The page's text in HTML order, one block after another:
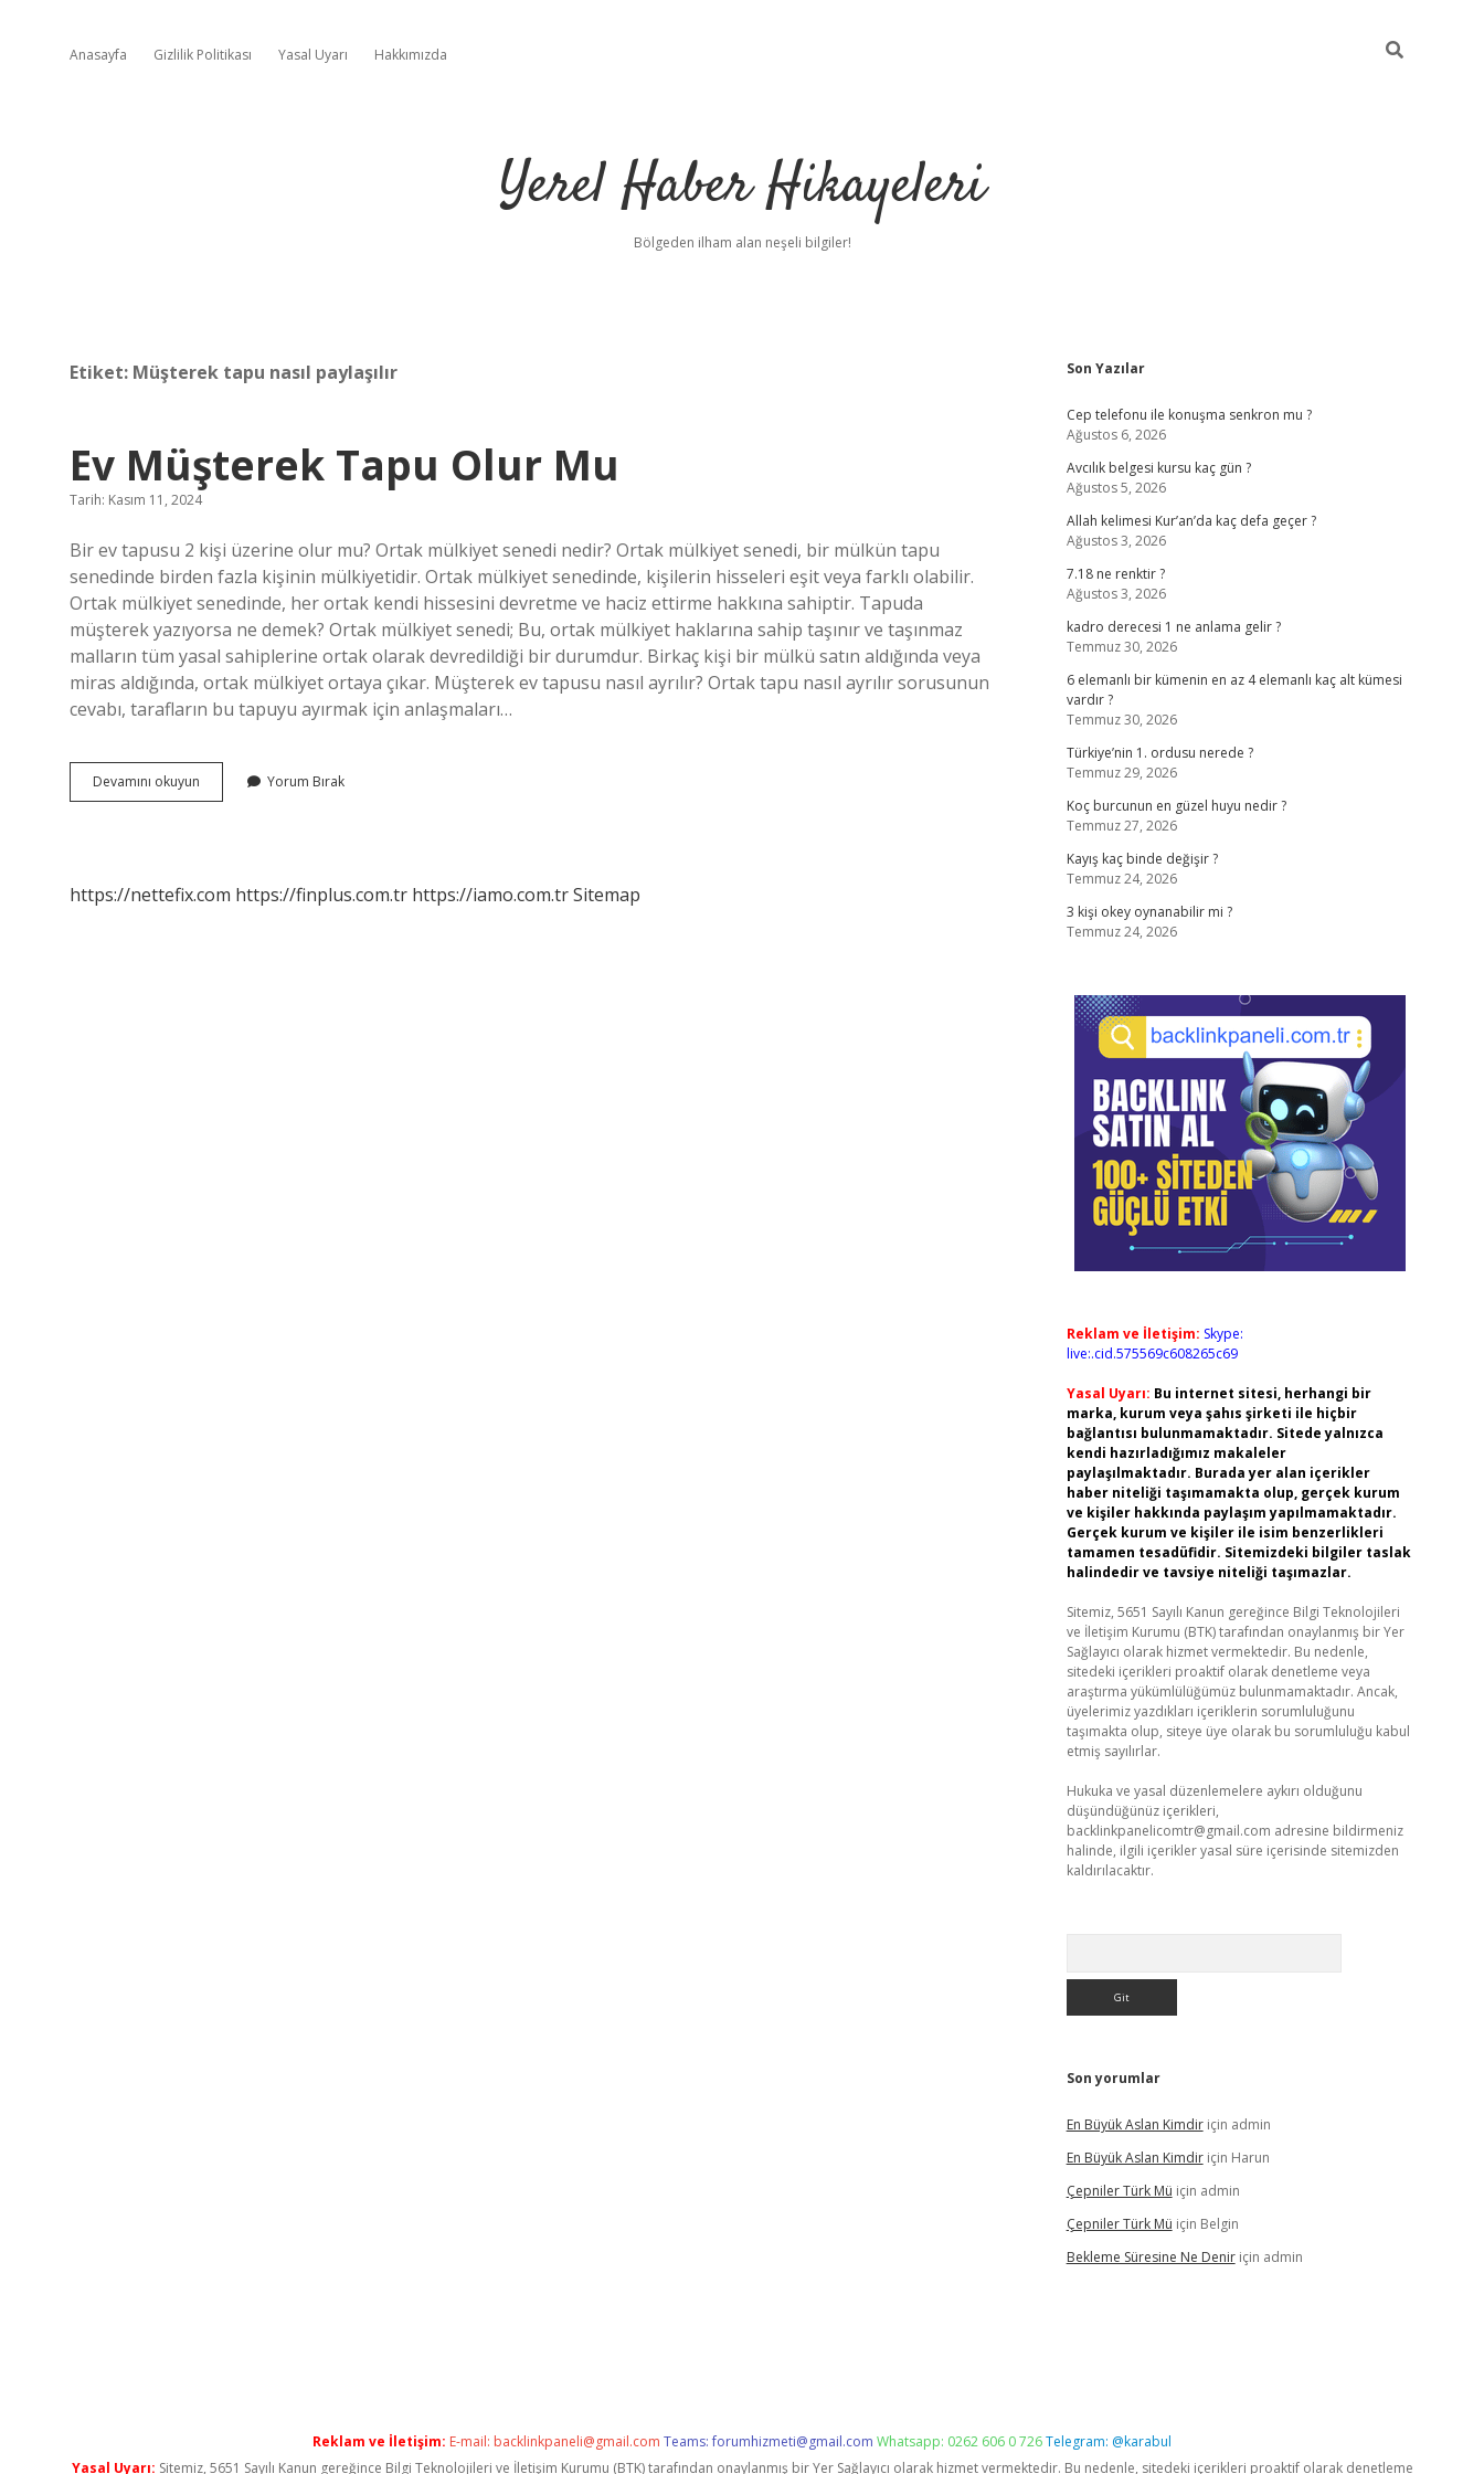
Anasayfa Gizlilik Politikası Yasal Uyarı Hakkımızda
Yerel Haber Hikayeleri
Bölgeden ilham alan neşeli bilgiler!
Etiket: Müşterek tapu nasıl paylaşılır
Ev Müşterek Tapu Olur Mu
Tarih: Kasım 11, 2024
Bir ev tapusu 2 kişi üzerine olur mu? Ortak mülkiyet senedi nedir? Ortak mülkiyet senedi, bir mülkün tapu
senedinde birden fazla kişinin mülkiyetidir. Ortak mülkiyet senedinde, kişilerin hisseleri eşit veya farklı olabilir.
Ortak mülkiyet senedinde, her ortak kendi hissesini devretme ve haciz ettirme hakkına sahiptir. Tapuda
müşterek yazıyorsa ne demek? Ortak mülkiyet senedi; Bu, ortak mülkiyet haklarına sahip taşınır ve taşınmaz
malların tüm yasal sahiplerine ortak olarak devredildiği bir durumdur. Birkaç kişi bir mülkü satın aldığında veya
miras aldığında, ortak mülkiyet ortaya çıkar. Müşterek ev tapusu nasıl ayrılır? Ortak tapu nasıl ayrılır sorusunun
cevabı, tarafların bu tapuyu ayırmak için anlaşmaları…
Devamını okuyun
Müşterek
Yorum Bırak
https://nettefix.com https://finplus.com.tr https://iamo.com.trSitemap
Sidebar
Son Yazılar
Cep telefonu ile konuşma senkron mu ?
Ağustos 6, 2026
Avcılık belgesi kursu kaç gün ?
Ağustos 5, 2026
Allah kelimesi Kur’an’da kaç defa geçer ?
Ağustos 3, 2026
7.18 ne renktir ?
Ağustos 3, 2026
kadro derecesi 1 ne anlama gelir ?
Temmuz 30, 2026
6 elemanlı bir kümenin en az 4 elemanlı kaç alt kümesi
vardır ?
Temmuz 30, 2026
Türkiye’nin 1. ordusu nerede ?
Temmuz 29, 2026
Koç burcunun en güzel huyu nedir ?
Temmuz 27, 2026
Kayış kaç binde değişir ?
Temmuz 24, 2026
3 kişi okey oynanabilir mi ?
Temmuz 24, 2026
Reklam ve İletişim: Skype:
live:.cid.575569c608265c69
Yasal Uyarı: Bu internet sitesi, herhangi bir
marka, kurum veya şahıs şirketi ile hiçbir
bağlantısı bulunmamaktadır. Sitede yalnızca
kendi hazırladığımız makaleler
paylaşılmaktadır. Burada yer alan içerikler
haber niteliği taşımamakta olup, gerçek kurum
ve kişiler hakkında paylaşım yapılmamaktadır.
Gerçek kurum ve kişiler ile isim benzerlikleri
tamamen tesadüfidir. Sitemizdeki bilgiler taslak
halindedir ve tavsiye niteliği taşımazlar.
Sitemiz, 5651 Sayılı Kanun gereğince Bilgi Teknolojileri
ve İletişim Kurumu (BTK) tarafından onaylanmış bir Yer
Sağlayıcı olarak hizmet vermektedir. Bu nedenle,
sitedeki içerikleri proaktif olarak denetleme veya
araştırma yükümlülüğümüz bulunmamaktadır. Ancak,
üyelerimiz yazdıkları içeriklerin sorumluluğunu
taşımakta olup, siteye üye olarak bu sorumluluğu kabul
etmiş sayılırlar.
Hukuka ve yasal düzenlemelere aykırı olduğunu
düşündüğünüz içerikleri,
backlinkpanelicomtr@gmail.com adresine bildirmeniz
halinde, ilgili içerikler yasal süre içerisinde sitemizden
kaldırılacaktır.
Son yorumlar
En Büyük Aslan Kimdiriçin admin
En Büyük Aslan Kimdiriçin Harun
Çepniler Türk Mü için admin
Çepniler Türk Mü için Belgin
Bekleme Süresine Ne Deniriçin admin
Reklam ve İletişim: E-mail: backlinkpaneli@gmail.com Teams:forumhizmeti@gmail.com Whatsapp: 0262 606 0 726Telegram: @karabul
Yasal Uyarı: Sitemiz, 5651 Sayılı Kanun gereğince Bilgi Teknolojileri ve İletişim Kurumu (BTK) tarafından onaylanmış bir Yer Sağlayıcı olarak hizmet vermektedir. Bu nedenle, sitedeki içerikleri proaktif olarak denetleme